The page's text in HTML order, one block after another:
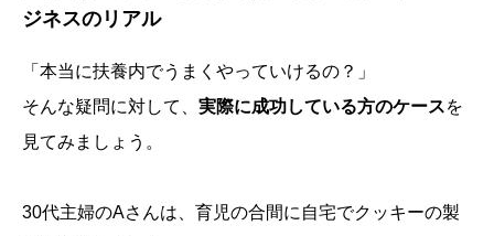
ジネスのリアル
「本当に扶養内でうまくやっていけるの？」
そんな疑問に対して、 実際に成功している方のケースを
見てみましょう。
30代主婦のAさんは、育児の合間に自宅でクッキーの製